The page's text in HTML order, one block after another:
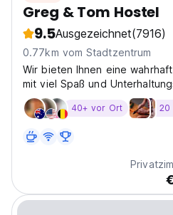
Greg & Tom Hostel
9.5Ausgezeichnet(7916)
0.77km vom Stadtzentrum
Wir bieten Ihnen eine
mit viel Spaß und
auch einen guten Schlaf!
40+ vor Ort 20